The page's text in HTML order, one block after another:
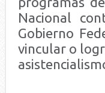
Nacional
Gobierno
vincular o